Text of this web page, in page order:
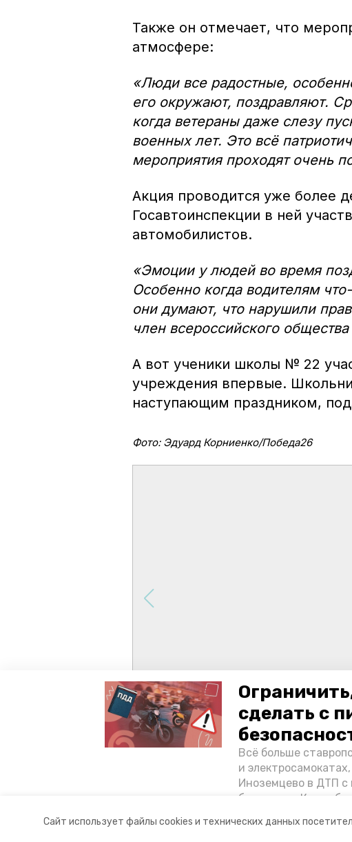
Сайт использует файлы cookies и технических данных
сделать с
Всё больше
и
Иноземцево в ДТП с
без шлема. Как
Ставропольского
Также он отмечает, что
атмосфере:
«Люди все радостные,
его окружают, поздравляют.
когда ветераны даже слезу
военных лет. Это всё
мероприятия проходят очень
Акция проводится уже более
Госавтоинспекции в ней
автомобилистов.
«Эмоции у людей во время
Особенно когда водителям
они думают, что нарушили
член всероссийского
А вот ученики школы № 22
учреждения впервые.
наступающим праздником,
Фото: Эдуард Корниенко/Победа26